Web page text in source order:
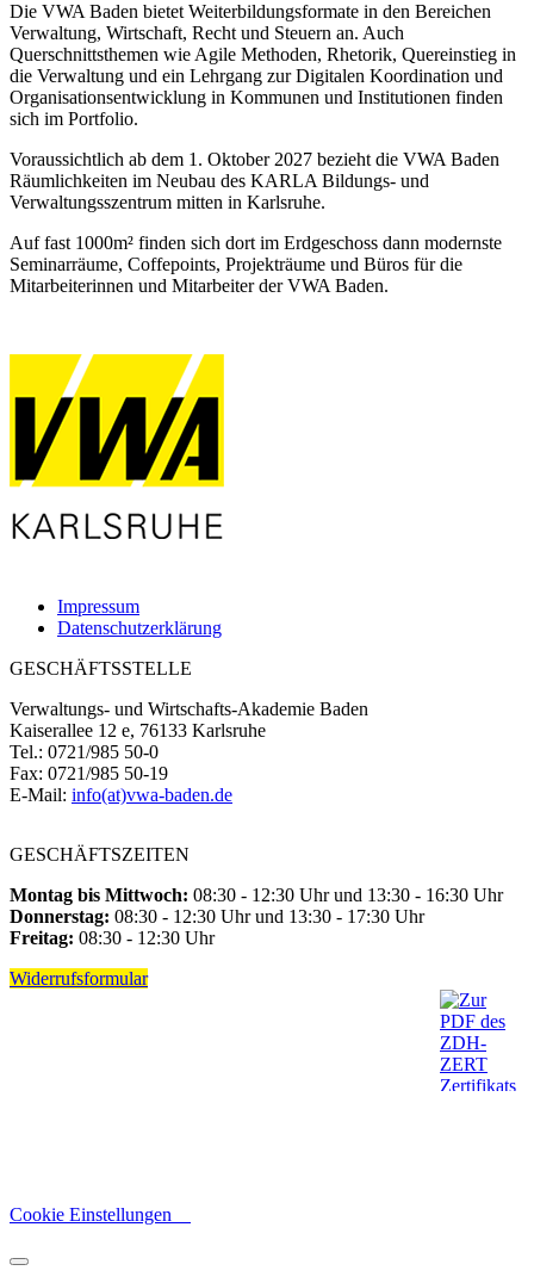
Die VWA Baden bietet Weiterbildungsformate in den Bereichen
Verwaltung, Wirtschaft, Recht und Steuern an. Auch
Querschnittsthemen wie Agile Methoden, Rhetorik, Quereinstieg in
die Verwaltung und ein Lehrgang zur Digitalen Koordination und
Organisationsentwicklung in Kommunen und Institutionen finden
sich im Portfolio.
Voraussichtlich ab dem 1. Oktober 2027 bezieht die VWA Baden
Räumlichkeiten im Neubau des KARLA Bildungs- und
Verwaltungsszentrum mitten in Karlsruhe.
Auf fast 1000m² finden sich dort im Erdgeschoss dann modernste
Seminarräume, Coffepoints, Projekträume und Büros für die
Mitarbeiterinnen und Mitarbeiter der VWA Baden.
Impressum
Datenschutzerklärung
GESCHÄFTSSTELLE
Verwaltungs- und Wirtschafts-Akademie Baden
Kaiserallee 12 e, 76133 Karlsruhe
Tel.: 0721/985 50-0
Fax: 0721/985 50-19
E-Mail: info(at)vwa-baden.de
GESCHÄFTSZEITEN
Montag bis Mittwoch: 08:30 - 12:30 Uhr und 13:30 - 16:30 Uhr
Donnerstag: 08:30 - 12:30 Uhr und 13:30 - 17:30 Uhr
Freitag: 08:30 - 12:30 Uhr
Widerrufsformular
Cookie Einstellungen